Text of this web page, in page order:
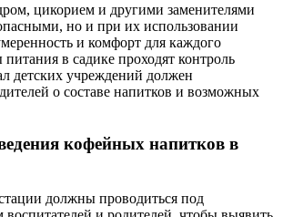
цикорием и другими заменителями
но и при их использовании
и комфорт для каждого
в садике проходят контроль
детских учреждений должен
о составе напитков и возможных
кофейных напитков в
должны проводиться под